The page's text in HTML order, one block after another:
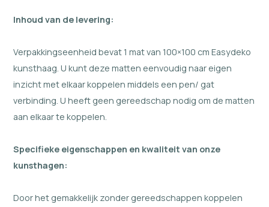
Inhoud van de levering:
Verpakkingseenheid bevat 1 mat van 100×100 cm Easydeko
kunsthaag. U kunt deze matten eenvoudig naar eigen
inzicht met elkaar koppelen middels een pen/ gat
verbinding. U heeft geen gereedschap nodig om de matten
aan elkaar te koppelen.
Specifieke eigenschappen en kwaliteit van onze
kunsthagen:
Door het gemakkelijk zonder gereedschappen koppelen